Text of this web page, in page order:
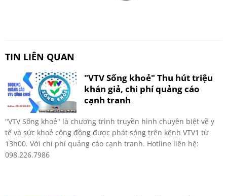
TIN LIÊN QUAN
"VTV Sống khoẻ" Thu hút triệu
khán giả, chi phí quảng cáo
cạnh tranh
"VTV Sống khoẻ" là chương trình truyền hình chuyên biệt về y
tế và sức khoẻ cộng đồng được phát sóng trên kênh VTV1 từ
13h00. Với chi phí quảng cáo cạnh tranh. Hotline liên hệ:
098.226.7986